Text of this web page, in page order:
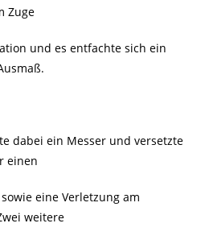
Zuge
und es entfachte sich ein
dabei ein Messer und versetzte
einen
eine Verletzung am
weitere